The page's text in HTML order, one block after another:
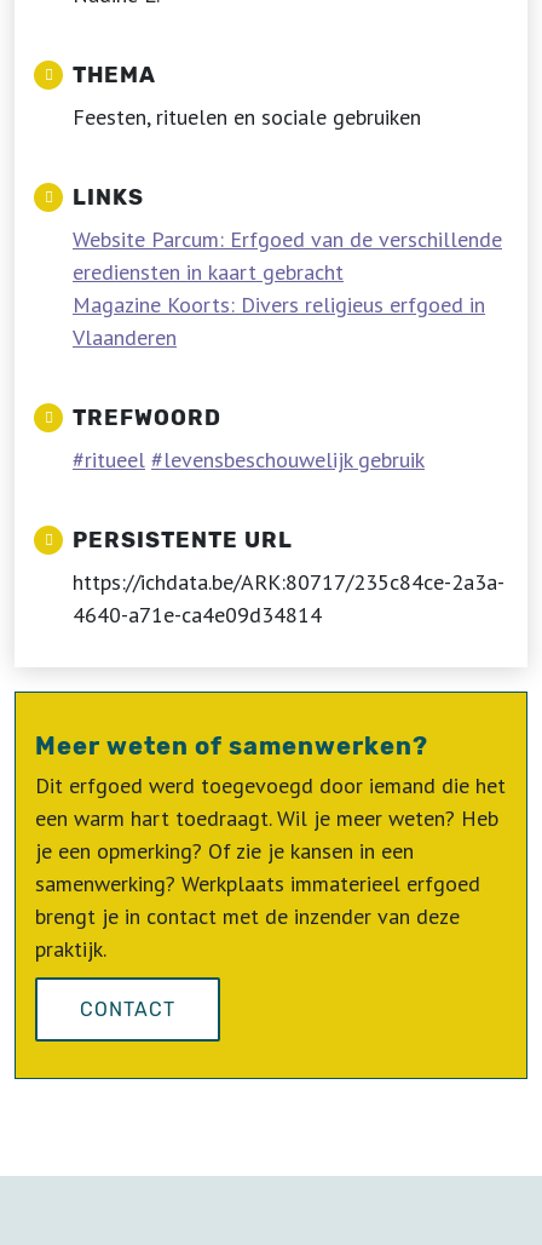
THEMA
Feesten, rituelen en sociale gebruiken
LINKS
Website Parcum: Erfgoed van de verschillende
erediensten in kaart gebracht
Magazine Koorts: Divers religieus erfgoed in
Vlaanderen
TREFWOORD
ritueel levensbeschouwelijk gebruik
PERSISTENTE URL
https://ichdata.be/ARK:80717/235c84ce-2a3a-
4640-a71e-ca4e09d34814
Meer weten of samenwerken?
Dit erfgoed werd toegevoegd door iemand die het
een warm hart toedraagt. Wil je meer weten? Heb
je een opmerking? Of zie je kansen in een
samenwerking? Werkplaats immaterieel erfgoed
brengt je in contact met de inzender van deze
praktijk.
CONTACT